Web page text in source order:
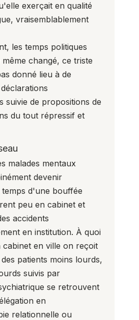
exerçait en qualité
vraisemblablement
les temps politiques
changé, ce triste
donné lieu à de
suivie de propositions de
du tout répressif et
malades mentaux
devenir
d'une bouffée
peu en cabinet et
accidents
en institution. À quoi
en ville on reçoit
patients moins lourds,
suivis par
se retrouvent
en
relationnelle ou